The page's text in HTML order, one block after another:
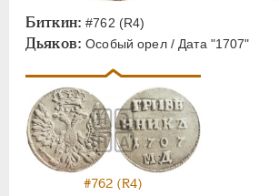
Биткин: #762 (R4)
Дьяков: Особый орел / Дата "1707"
#762 (R4)